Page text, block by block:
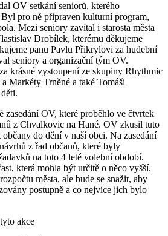
OV setkání seniorů, kterého
pro ně připraven kulturní program,
Mezi seniory zavítal i starosta města
Drobílek, kterému děkujeme
panu Pavlu Přikrylovi za hudební
seniory a organizační tým OV.
krásné vystoupení ze skupiny Rhythmic
Markéty Trněné a také Tomáši
zasedání OV, které proběhlo ve čtvrtek
z Chvalkovic na Hané. OV zkusil tuto
do dění v naší obci. Na zasedání
z řad občanů, které byly
na toto 4 leté volební období.
která mohla být určitě o něco vyšší.
města, ale bude se snažit, aby
postupně a co nejvíce jich bylo
akce